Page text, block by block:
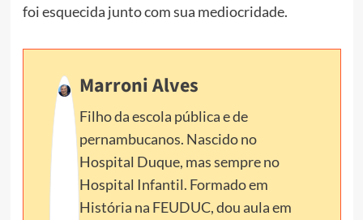
foi esquecida junto com sua mediocridade.
Marroni Alves
Filho da escola pública e de
pernambucanos. Nascido no
Hospital Duque, mas sempre no
Hospital Infantil. Formado em
História na FEUDUC, dou aula em